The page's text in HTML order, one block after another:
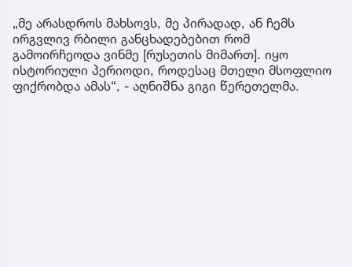
„მე არასდროს მახსოვს, მე პირადად, ან ჩემს
ირგვლივ რბილი განცხადებებით რომ
გამოირჩეოდა ვინმე [რუსეთის მიმართ]. იყო
ისტორიული პერიოდი, როდესაც მთელი მსოფლიო
ფიქრობდა ამას“, - აღნიშნა გიგი წერეთელმა.